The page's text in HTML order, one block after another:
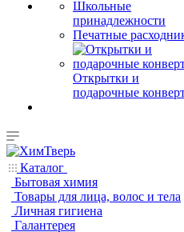
Школьные
принадлежности
Печатные
Открытки и
подарочные
Каталог
Бытовая химия
Товары для лица, волос и тела
Личная гигиена
Галантерея